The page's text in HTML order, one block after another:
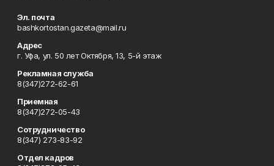
Эл. почта
bashkortostan.gazeta@mail.ru
Адрес
г. Уфа, ул. 50 лет Октября, 13, 5-й этаж
Рекламная служба
8(347)272-62-61
Приемная
8(347)272-05-43
Сотрудничество
8(347) 273-83-92
Отдел кадров